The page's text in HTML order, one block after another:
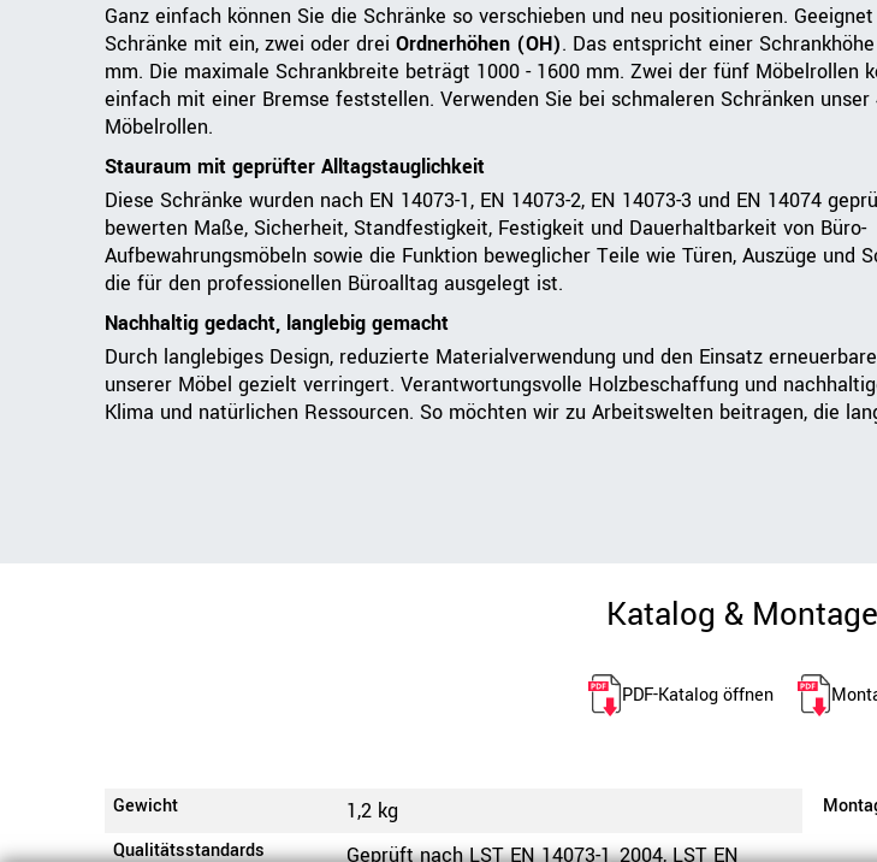
Ganz einfach können Sie die Schränke so verschieben und neu positionieren.
Schränke mit ein, zwei oder drei Ordnerhöhen (OH). Das entspricht einer
mm. Die maximale Schrankbreite beträgt 1000 - 1600 mm. Zwei der fünf Möbelrollen
einfach mit einer Bremse feststellen. Verwenden Sie bei schmaleren Schränken unser
Möbelrollen.
Stauraum mit geprüfter Alltagstauglichkeit
Diese Schränke wurden nach EN 14073-1, EN 14073-2, EN 14073-3 und EN 14074
bewerten Maße, Sicherheit, Standfestigkeit, Festigkeit und Dauerhaltbarkeit von Büro-
Aufbewahrungsmöbeln sowie die Funktion beweglicher Teile wie Türen, Auszüge und
die für den professionellen Büroalltag ausgelegt ist.
Nachhaltig gedacht, langlebig gemacht
Durch langlebiges Design, reduzierte Materialverwendung und den Einsatz
unserer Möbel gezielt verringert. Verantwortungsvolle Holzbeschaffung und
Klima und natürlichen Ressourcen. So möchten wir zu Arbeitswelten beitragen, die
Katalog &
PDF-Katalog öffnen
Gewicht 1,2 kg
Qualitätsstandards
Geprüft nach LST EN 14073-1_2004, LST EN